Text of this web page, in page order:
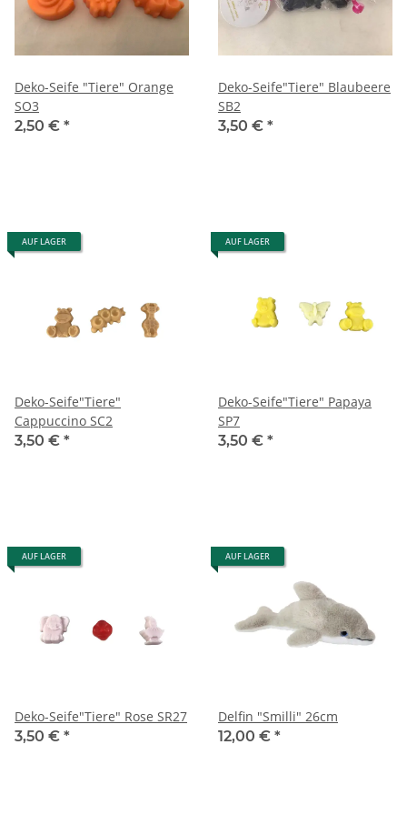
Deko-Seife "Tiere" Orange
SO3
2,50 € *
Deko-Seife"Tiere" Blaubeere
SB2
3,50 € *
AUF LAGER
Deko-Seife"Tiere"
Cappuccino SC2
3,50 € *
AUF LAGER
Deko-Seife"Tiere" Papaya
SP7
3,50 € *
AUF LAGER
Deko-Seife"Tiere" Rose SR27
3,50 € *
AUF LAGER
Delfin "Smilli" 26cm
12,00 € *